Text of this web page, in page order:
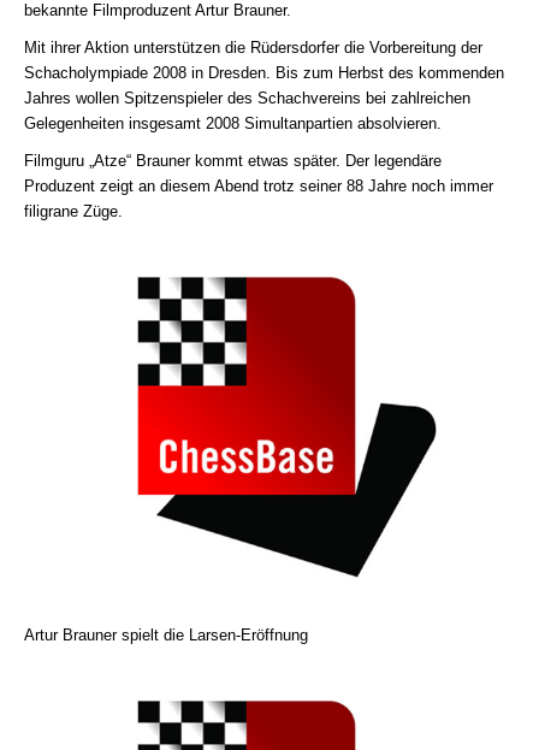
bekannte Filmproduzent Artur Brauner.
Mit ihrer Aktion unterstützen die Rüdersdorfer die Vorbereitung der
Schacholympiade 2008 in Dresden. Bis zum Herbst des kommenden
Jahres wollen Spitzenspieler des Schachvereins bei zahlreichen
Gelegenheiten insgesamt 2008 Simultanpartien absolvieren.
Filmguru „Atze“ Brauner kommt etwas später. Der legendäre
Produzent zeigt an diesem Abend trotz seiner 88 Jahre noch immer
filigrane Züge.
Artur Brauner spielt die Larsen-Eröffnung